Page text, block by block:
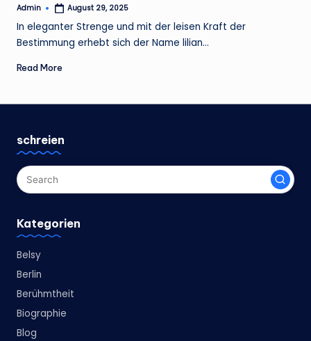
Posted
Admin August 29, 2025
In eleganter Strenge und mit der leisen Kraft der
Bestimmung erhebt sich der Name lilian…
Read More
schreien
Kategorien
Belsy
Berlin
Berühmtheit
Biographie
Blog